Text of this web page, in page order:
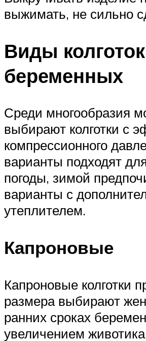
выжимать, не сильно
Виды
беременных
Среди многообразия
выбирают колготки с
компрессионного
варианты подходят
погоды, зимой
варианты с
утеплителем.
Капроновые
Капроновые колготки
размера выбирают
ранних сроках
увеличением животика